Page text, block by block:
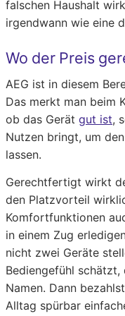
falschen Haushalt
irgendwann wie eine
Wo der Preis
AEG ist in diesem
Das merkt man beim
ob das Gerät gut ist,
Nutzen bringt, um
lassen.
Gerechtfertigt wirkt
den Platzvorteil
Komfortfunktionen
in einem Zug
nicht zwei Geräte
Bediengefühl
Namen. Dann
Alltag spürbar